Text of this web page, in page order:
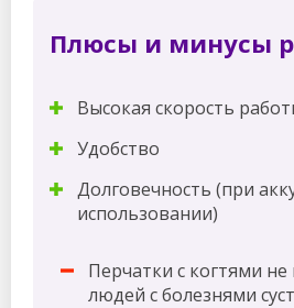
Плюсы и минусы
Высокая скорость
Удобство
Долговечность (при
использовании)
Перчатки с когтями
людей с болезнями